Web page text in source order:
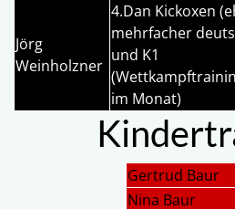
Jörg
Weinholzner
4.Dan Kickoxen
mehrfacher
und K1
im Monat)
Gertrud Baur
Nina Baur